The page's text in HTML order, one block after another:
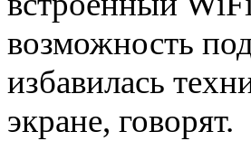
возможность
избавилась
экране, говорят.